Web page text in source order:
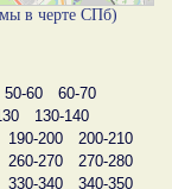
в черте СПб)
50-60
60-70
130-140
190-200
200-210
260-270
270-280
330-340
340-350